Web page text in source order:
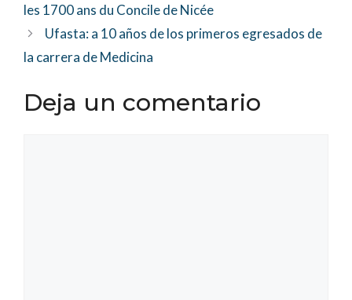
les 1700 ans du Concile de Nicée
Ufasta: a 10 años de los primeros egresados de
la carrera de Medicina
Deja un comentario